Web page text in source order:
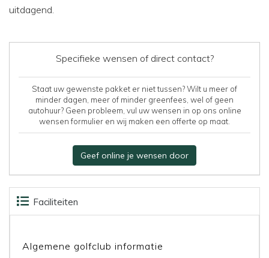
uitdagend.
Specifieke wensen of direct contact?
Staat uw gewenste pakket er niet tussen? Wilt u meer of
minder dagen, meer of minder greenfees, wel of geen
autohuur? Geen probleem, vul uw wensen in op ons online
wensen formulier en wij maken een offerte op maat.
Geef online je wensen door
Faciliteiten
Algemene golfclub informatie